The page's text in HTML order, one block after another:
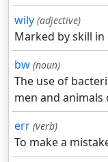
wily (adjective)
Marked by skill
bw (noun)
The use of
men and animals
err (verb)
To make a